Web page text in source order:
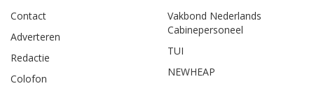
Contact
Adverteren
Redactie
Colofon
Vakbond Nederlands
Cabinepersoneel
TUI
NEWHEAP